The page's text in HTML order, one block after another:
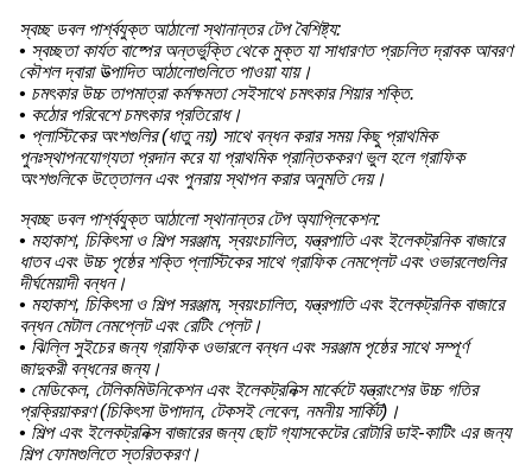
স্বচ্ছ ডবল পার্শ্বযুক্ত আঠালো স্থানান্তর টেপ বৈশিষ্ট্য:
• স্বচ্ছতা কার্যত বাষ্পের অন্তর্ভুক্তি থেকে মুক্ত যা সাধারণত প্রচলিত দ্রাবক আবরণ
কৌশল দ্বারা উত্পাদিত আঠালোগুলিতে পাওয়া যায়।
• চমৎকার উচ্চ তাপমাত্রা কর্মক্ষমতা সেইসাথে চমৎকার শিয়ার শক্তি.
• কঠোর পরিবেশে চমৎকার প্রতিরোধ।
• প্লাস্টিকের অংশগুলির (ধাতু নয়) সাথে বন্ধন করার সময় কিছু প্রাথমিক
পুনঃস্থাপনযোগ্যতা প্রদান করে যা প্রাথমিক প্রান্তিককরণ ভুল হলে গ্রাফিক
অংশগুলিকে উত্তোলন এবং পুনরায় স্থাপন করার অনুমতি দেয়।
স্বচ্ছ ডবল পার্শ্বযুক্ত আঠালো স্থানান্তর টেপ অ্যাপ্লিকেশন:
• মহাকাশ, চিকিৎসা ও শিল্প সরঞ্জাম, স্বয়ংচালিত, যন্ত্রপাতি এবং ইলেকট্রনিক বাজারে
ধাতব এবং উচ্চ পৃষ্ঠের শক্তি প্লাস্টিকের সাথে গ্রাফিক নেমপ্লেট এবং ওভারলেগুলির
দীর্ঘমেয়াদী বন্ধন।
• মহাকাশ, চিকিৎসা ও শিল্প সরঞ্জাম, স্বয়ংচালিত, যন্ত্রপাতি এবং ইলেকট্রনিক বাজারে
বন্ধন মেটাল নেমপ্লেট এবং রেটিং প্লেট।
• ঝিল্লি সুইচের জন্য গ্রাফিক ওভারলে বন্ধন এবং সরঞ্জাম পৃষ্ঠের সাথে সম্পূর্ণ
জাদুকরী বন্ধনের জন্য।
• মেডিকেল, টেলিকমিউনিকেশন এবং ইলেকট্রনিক্স মার্কেটে যন্ত্রাংশের উচ্চ গতির
প্রক্রিয়াকরণ (চিকিৎসা উপাদান, টেকসই লেবেল, নমনীয় সার্কিট)।
• শিল্প এবং ইলেকট্রনিক্স বাজারের জন্য ছোট গ্যাসকেটের রোটারি ডাই-কাটিং এর জন্য
শিল্প ফোমগুলিতে স্তরিতকরণ।